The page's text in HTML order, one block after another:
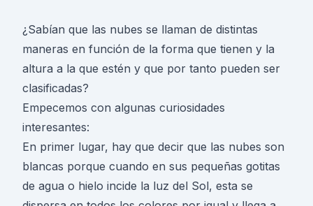
¿Sabían que las nubes se llaman de distintas
maneras en función de la forma que tienen y la
altura a la que estén y que por tanto pueden ser
clasificadas?
Empecemos con algunas curiosidades
interesantes:
En primer lugar, hay que decir que las nubes son
blancas porque cuando en sus pequeñas gotitas
de agua o hielo incide la luz del Sol, esta se